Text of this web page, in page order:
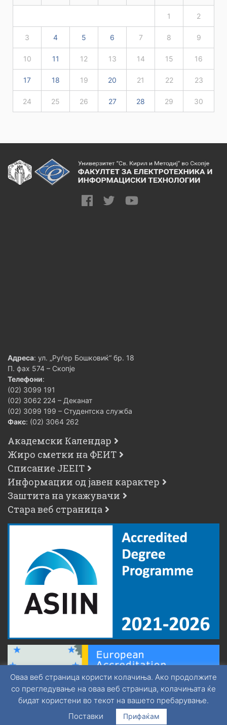
1 2
3 4 5 6 7 8 9
10 11 12 13 14 15 16
17 18 19 20 21 22 23
24 25 26 27 28 29 30
Адреса: ул. „Руѓер Бошковиќ“ бр. 18
П. фах 574 – Скопје
Телефони:
(02) 3099 191
(02) 3062 224 – Деканат
(02) 3099 199 – Студентска служба
Факс: (02) 3064 262
Академски Календар
Жиро сметки на ФЕИТ
Списание JEEIT
Информации од јавен карактер
Заштита на укажувачи
Стара веб страница
Оваа веб страница користи колачиња. Ако продолжите
со прегледување на оваа веб страница, колачињата ќе
бидат користени во текот на вашето пребарување.
Поставки
Прифаќам